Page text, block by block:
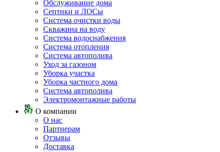
Обслуживание дома
Септики и ЛОСы
Система очистки воды
Скважина на воду
Система водоснабжения
Система отопления
Система автополива
Уход за газоном
Уборка участка
Уборка частного дома
Система автополива
Электромонтажные работы
О компании
О нас
Партнерам
Отзывы
Доставка